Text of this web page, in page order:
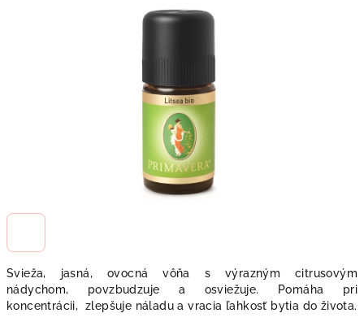
Svieža, jasná, ovocná vôňa s výrazným citrusovým
nádychom, povzbudzuje a osviežuje. Pomáha pri
koncentrácii, zlepšuje náladu a vracia ľahkosť bytia do života.